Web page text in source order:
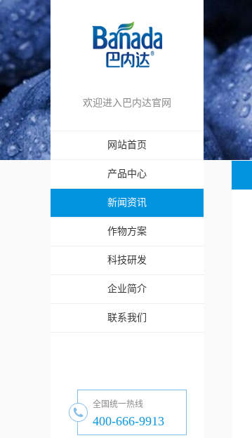
欢迎进入巴内达官网
网站首页
产品中心
新闻资讯
作物方案
科技研发
企业简介
联系我们
全国统一热线
400-666-9913